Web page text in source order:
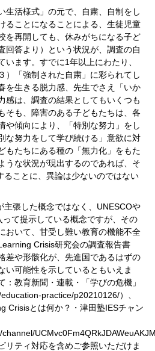
生活様式」の元で、自粛、自制をし
ることになることによる、生徒児童
を再開しても、休みがちになる子ど
回答より）という状況が、調査の自
います。すでに1年以上にわたり、
）「強制された自粛」に彩られてし
を生きる脱力感、先生でさえ「いか
感は、調査の結果としてもいくつも
そも、障害のある子どもたちは、各
や傾向により、「特別な努力」をし
な努力をして学び続ける」意欲に対
もたちにある種の「無力化」をもた
うな状況が現出するのであれば、そ
ことに、異論は少ないのではない
張した概念ではなく、UNESCOや
て提示している概念ですが、その
おいて、甘受し難い教育の機能不全
Crisis研究会の調査報告書
差や形骸化が、先進国であるはずの
い可能性を示しているともいえま
教育新聞・連載・「学びの危機」
practice/p20210126/）、
Crisisとは何か？・津田塾IESチャン
channel/
リティ対応を含めご参照いただけま